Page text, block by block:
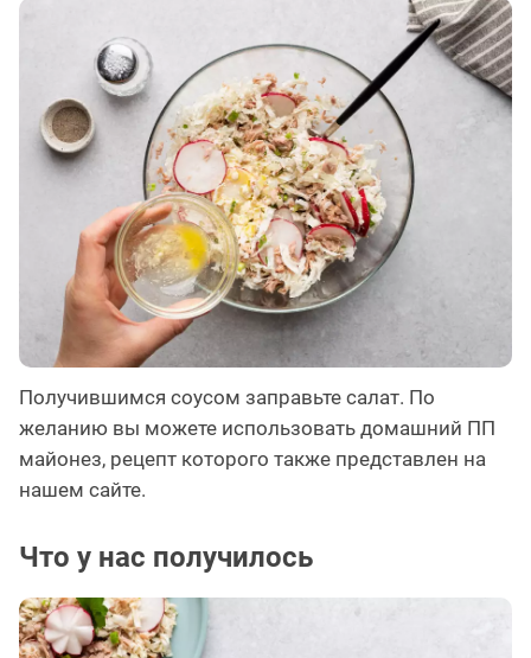
Получившимся соусом заправьте салат. По
желанию вы можете использовать домашний ПП
майонез, рецепт которого также представлен на
нашем сайте.
Что у нас получилось